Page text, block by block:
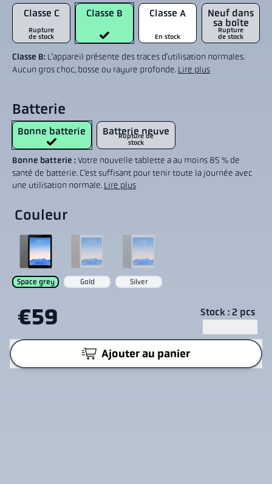
Classe C
Rupture
de stock
Classe B Classe A
En stock
Neuf dans
sa boîte
Rupture
de stock
Classe B: L’appareil présente des traces d’utilisation normales.
Aucun gros choc, bosse ou rayure profonde. Lire plus
Batterie
Bonne batterie Batterie neuve
Rupture de
stock
Bonne batterie :Votre nouvelle tablette a au moins 85 % de
santé de batterie. C’est suffisant pour tenir toute la journée avec
une utilisation normale. Lire plus
Couleur
Space grey Gold Silver
€59 Stock : 2 pcs
Ajouter au panier